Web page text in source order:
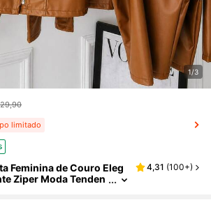
1/3
limitado
Feminina de Couro Eleg
Ziper Moda Tenden
4,31 (100+)